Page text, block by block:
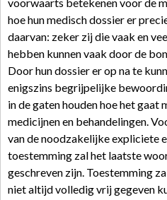
hoe hun medisch dossier er
daarvan: zeker zij die vaak en
hebben kunnen vaak door de
Door hun dossier er op na te
enigszins begrijpelijke
in de gaten houden hoe het gaat
medicijnen en behandelingen.
van de noodzakelijke expliciete
toestemming zal het laatste
geschreven zijn. Toestemming
niet altijd volledig vrij gegeven